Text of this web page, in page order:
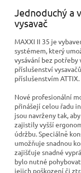
Jednoduchý a
vysavač
MAXXI II 35 je
systémem, který
vysávání bez
příslušenství
příslušenstvím ATTIX.
Nové profesionální
přinášejí celou řadu
jsou navrženy tak,
zajistily vyšší
údržbu. Speciálně
umožňuje snadnou
zajišťuje snadné
bylo nutné
jejich poškození či